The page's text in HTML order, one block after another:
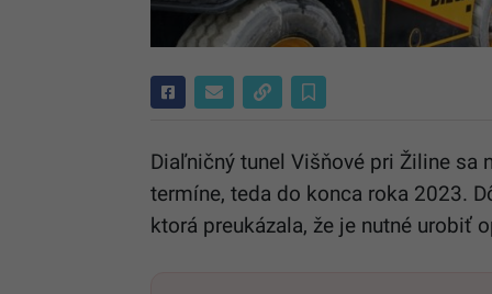
Diaľničný tunel Višňové pri Žiline sa
termíne, teda do konca roka 2023.
ktorá preukázala, že je nutné urobiť